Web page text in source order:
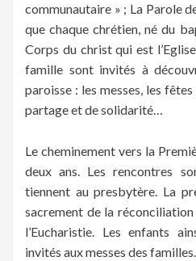
communautaire » ; La Parole
que chaque chrétien, né du
Corps du christ qui est
famille sont invités à
paroisse : les messes, les
partage et de solidarité…
Le cheminement vers la
deux ans. Les rencontres
tiennent au presbytère. La
sacrement de la
l’Eucharistie. Les enfants
invités aux messes des familles.